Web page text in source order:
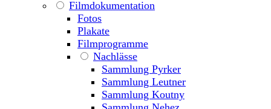
Filmdokumentation
Fotos
Plakate
Filmprogramme
Nachlässe
Sammlung Pyrker
Sammlung Leutner
Sammlung Koutny